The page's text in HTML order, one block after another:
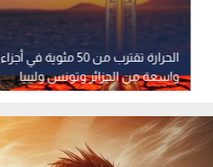
الحرارة تقترب من 50 مئوية في أجزاء
واسعة من الجزائر وتونس وليبيا
والمغرب